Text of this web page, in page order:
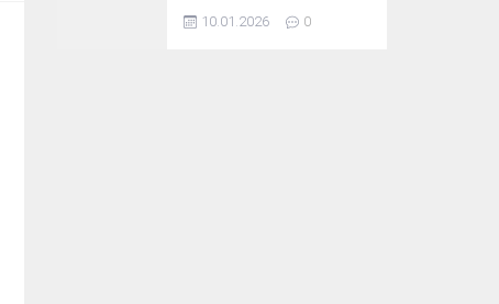
Bakım Evi 3. Yılını
Kutladı
10.01.2026 0